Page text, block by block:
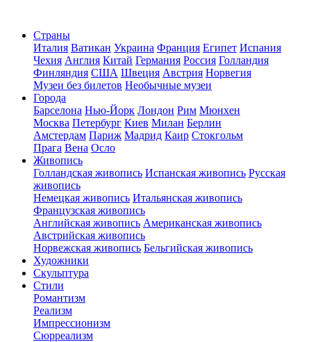
Страны
Италия Ватикан Украина Франция Египет Испания
Чехия Англия Китай Германия Россия Голландия
Финляндия США Швеция Австрия Норвегия
Музеи без билетов Необычные музеи
Города
Барселона Нью-Йорк Лондон Рим Мюнхен
Москва Петербург Киев Милан Берлин
Амстердам Париж Мадрид Каир Стокгольм
Прага Вена Осло
Живопись
Голландская живопись Испанская живопись Русская
живопись
Немецкая живопись Итальянская живопись
Французская живопись
Английская живопись Американская живопись
Австрийская живопись
Норвежская живопись Бельгийская живопись
Художники
Скульптура
Стили
Романтизм
Реализм
Импрессионизм
Сюрреализм